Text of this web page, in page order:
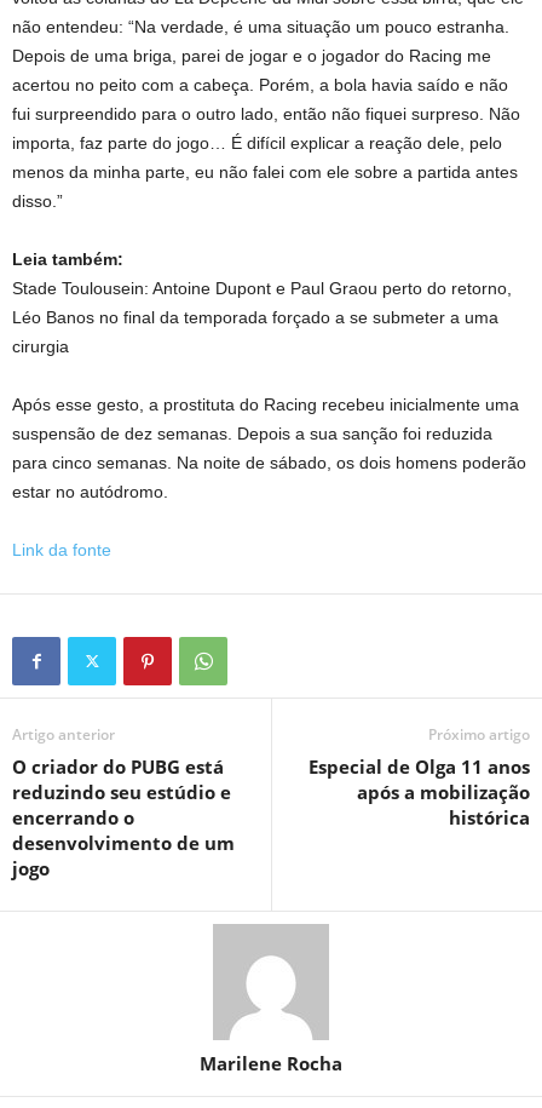
não entendeu: “Na verdade, é uma situação um pouco estranha.
Depois de uma briga, parei de jogar e o jogador do Racing me
acertou no peito com a cabeça. Porém, a bola havia saído e não
fui surpreendido para o outro lado, então não fiquei surpreso. Não
importa, faz parte do jogo… É difícil explicar a reação dele, pelo
menos da minha parte, eu não falei com ele sobre a partida antes
disso.”
Leia também:
Stade Toulousein: Antoine Dupont e Paul Graou perto do retorno,
Léo Banos no final da temporada forçado a se submeter a uma
cirurgia
Após esse gesto, a prostituta do Racing recebeu inicialmente uma
suspensão de dez semanas. Depois a sua sanção foi reduzida
para cinco semanas. Na noite de sábado, os dois homens poderão
estar no autódromo.
Link da fonte
Artigo anterior
O criador do PUBG está
reduzindo seu estúdio e
encerrando o
desenvolvimento de um
jogo
Próximo artigo
Especial de Olga 11 anos
após a mobilização
histórica
Marilene Rocha